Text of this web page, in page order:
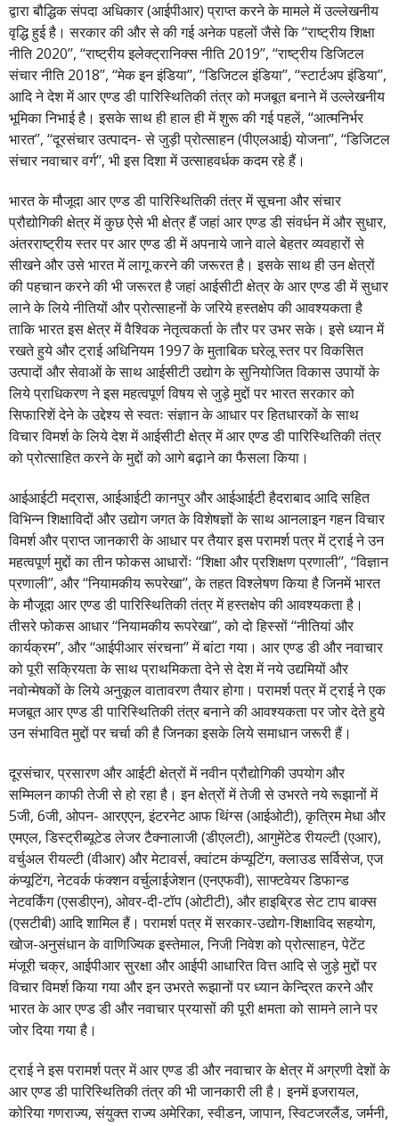
द्वारा बौद्धिक संपदा अधिकार (आईपीआर) प्राप्त करने के मामले में उल्लेखनीय
वृद्धि हुई है। सरकार की और से की गई अनेक पहलों जैसे कि ‘‘राष्ट्रीय शिक्षा
नीति 2020’’, ‘‘राष्ट्रीय इलेक्ट्रानिक्स नीति 2019’’, ‘‘राष्ट्रीय डिजिटल
संचार नीति 2018’’, ‘‘मेक इन इंडिया’’, ‘‘डिजिटल इंडिया’’, ‘‘स्टार्टअप इंडिया’’,
आदि ने देश में आर एण्ड डी पारिस्थितिकी तंत्र को मजबूत बनाने में उल्लेखनीय
भूमिका निभाई है। इसके साथ ही हाल ही में शुरू की गई पहलें, ‘‘आत्मनिर्भर
भारत’’, ‘‘दूरसंचार उत्पादन- से जुड़ी प्रोत्साहन (पीएलआई) योजना’’, ‘‘डिजिटल
संचार नवाचार वर्ग’’, भी इस दिशा में उत्साहवर्धक कदम रहे हैं।
भारत के मौजूदा आर एण्ड डी पारिस्थितिकी तंत्र में सूचना और संचार
प्रौद्योगिकी क्षेत्र में कुछ ऐसे भी क्षेत्र हैं जहां आर एण्ड डी संवर्धन में और सुधार,
अंतरराष्ट्रीय स्तर पर आर एण्ड डी में अपनाये जाने वाले बेहतर व्यवहारों से
सीखने और उसे भारत में लागू करने की जरूरत है। इसके साथ ही उन क्षेत्रों
की पहचान करने की भी जरूरत है जहां आईसीटी क्षेत्र के आर एण्ड डी में सुधार
लाने के लिये नीतियों और प्रोत्साहनों के जरिये हस्तक्षेप की आवश्यकता है
ताकि भारत इस क्षेत्र में वैश्विक नेतृत्वकर्ता के तौर पर उभर सके। इसे ध्यान में
रखते हुये और ट्राई अधिनियम 1997 के मुताबिक घरेलू स्तर पर विकसित
उत्पादों और सेवाओं के साथ आईसीटी उद्योग के सुनियोजित विकास उपायों के
लिये प्राधिकरण ने इस महत्वपूर्ण विषय से जुड़े मुद्दों पर भारत सरकार को
सिफारिशें देने के उद्देश्य से स्वतः संज्ञान के आधार पर हितधारकों के साथ
विचार विमर्श के लिये देश में आईसीटी क्षेत्र में आर एण्ड डी पारिस्थितिकी तंत्र
को प्रोत्साहित करने के मुद्दों को आगे बढ़ाने का फैसला किया।
आईआईटी मद्रास, आईआईटी कानपुर और आईआईटी हैदराबाद आदि सहित
विभिन्न शिक्षाविदों और उद्योग जगत के विशेषज्ञों के साथ आनलाइन गहन विचार
विमर्श और प्राप्त जानकारी के आधार पर तैयार इस परामर्श पत्र में ट्राई ने उन
महत्वपूर्ण मुद्दों का तीन फोकस आधारोंः ‘‘शिक्षा और प्रशिक्षण प्रणाली’’, ‘‘विज्ञान
प्रणाली’’, और ‘‘नियामकीय रूपरेखा’’, के तहत विश्लेषण किया है जिनमें भारत
के मौजूदा आर एण्ड डी पारिस्थितिकी तंत्र में हस्तक्षेप की आवश्यकता है।
तीसरे फोकस आधार ‘‘नियामकीय रूपरेखा’’, को दो हिस्सों ‘‘नीतियां और
कार्यक्रम’’, और ‘‘आईपीआर संरचना’’ में बांटा गया। आर एण्ड डी और नवाचार
को पूरी सक्रियता के साथ प्राथमिकता देने से देश में नये उद्यमियों और
नवोन्मेषकों के लिये अनुकूल वातावरण तैयार होगा। परामर्श पत्र में ट्राई ने एक
मजबूत आर एण्ड डी पारिस्थितिकी तंत्र बनाने की आवश्यकता पर जोर देते हुये
उन संभावित मुद्दों पर चर्चा की है जिनका इसके लिये समाधान जरूरी हैं।
दूरसंचार, प्रसारण और आईटी क्षेत्रों में नवीन प्रौद्योगिकी उपयोग और
सम्मिलन काफी तेजी से हो रहा है। इन क्षेत्रों में तेजी से उभरते नये रूझानों में
5जी, 6जी, ओपन- आरएएन, इंटरनेट आफ थिंग्स (आईओटी), कृत्रिम मेधा और
एमएल, डिस्ट्रीब्यूटेड लेजर टैक्नालाजी (डीएलटी), आगुमेंटेड रीयल्टी (एआर),
वर्चुअल रीयल्टी (वीआर) और मेटावर्स, क्वांटम कंप्यूटिंग, क्लाउड सर्विसेज, एज
कंप्यूटिंग, नेटवर्क फंक्शन वर्चुलाईजेशन (एनएफवी), साफ्टवेयर डिफान्ड
नेटवर्किंग (एसडीएन), ओवर-दी-टॉप (ओटीटी), और हाइब्रिड सेट टाप बाक्स
(एसटीबी) आदि शामिल हैं। परामर्श पत्र में सरकार-उद्योग-शिक्षाविद सहयोग,
खोज-अनुसंधान के वाणिज्यिक इस्तेमाल, निजी निवेश को प्रोत्साहन, पेटेंट
मंजूरी चक्र, आईपीआर सुरक्षा और आईपी आधारित वित्त आदि से जुड़े मुद्दों पर
विचार विमर्श किया गया और इन उभरते रूझानों पर ध्यान केन्द्रित करने और
भारत के आर एण्ड डी और नवाचार प्रयासों की पूरी क्षमता को सामने लाने पर
जोर दिया गया है।
ट्राई ने इस परामर्श पत्र में आर एण्ड डी और नवाचार के क्षेत्र में अग्रणी देशों के
आर एण्ड डी पारिस्थितिकी तंत्र की भी जानकारी ली है। इनमें इजरायल,
कोरिया गणराज्य, संयुक्त राज्य अमेरिका, स्वीडन, जापान, स्विटजरलैंड, जर्मनी,